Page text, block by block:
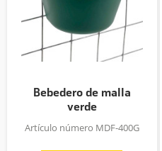
Bebedero de malla
verde
Artículo número MDF-400G